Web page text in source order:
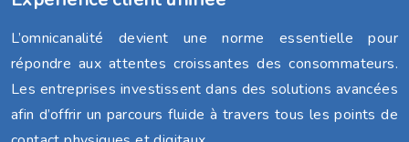
L’omnicanalité devient une norme essentielle pour
répondre aux attentes croissantes des consommateurs.
Les entreprises investissent dans des solutions avancées
afin d’offrir un parcours fluide à travers tous les points de